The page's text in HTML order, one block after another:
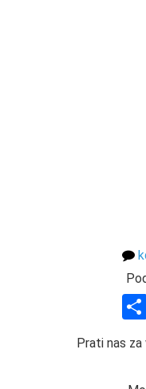
Prati nas